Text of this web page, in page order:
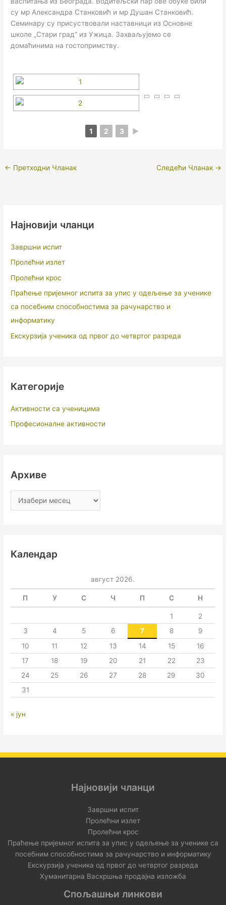
су мр Александра Станковић и мр Душан Станковић.
Семинару су присуствовали наставници из Основне
школе „Стари град“ из Ужица. Захваљујемо се
домаћинима на гостопримству.
1 2 3 ►
← Претходни Чланак Следећи Чланак →
Најновији чланци
Завршни испит
Пролећни излет
Пролећни крос
Праћење пријемног испита за упис у одељење за ученике
са посебним способностима за рачунарство и
информатику
Екскурзија ученика од првог до четвртог разреда
Категорије
Активности са ученицима
Професионалне активности
Архиве
Календар
август 2026.
П У С Ч П С Н
1
2
3
4 5 6 7 8
9
10
11 12 13 14 15
16
17
18 19 20 21 22
23
24
25 26 27 28 29
30
31
« јун
Најновији чланци
Завршни испит
Пролећни излет
Пролећни крос
Праћење пријемног испита за упис у одељење за ученике са
посебним способностима за рачунарство и информатику
Екскурзија ученика од првог до четвртог разреда
Хуманитарна Васкршња продајна изложба
Спољашњи линкови